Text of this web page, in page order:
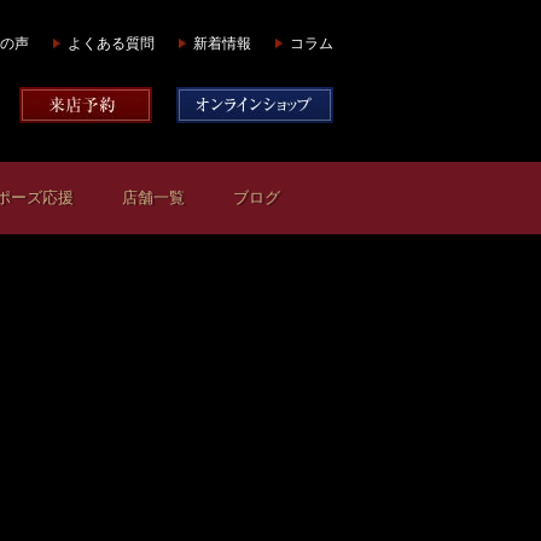
声 よくある質問 新着情報 コラム
ーズ応援 店舗一覧 ブログ